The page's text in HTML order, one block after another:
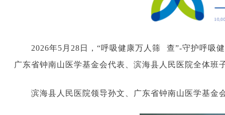
2026年5月28日，“呼吸健康万人筛
查”-守护呼吸
广东省钟南山医学基金会代表、滨海县人民医院全体
滨海县人民医院领导孙文、广东省钟南山医学基金